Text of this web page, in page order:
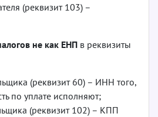
(реквизит 103) –
не как ЕНП в реквизиты
(реквизит 60) – ИНН того,
по уплате исполняют;
(реквизит 102) – КПП